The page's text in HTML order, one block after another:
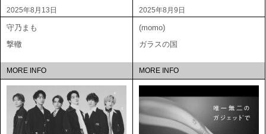
2025年8月13日
守乃まも
撃轍
MORE INFO
2025年8月9日
(momo)
ガラスの国
MORE INFO